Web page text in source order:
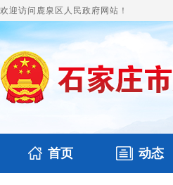
欢迎访问鹿泉区人民政府网站！
首页 动态